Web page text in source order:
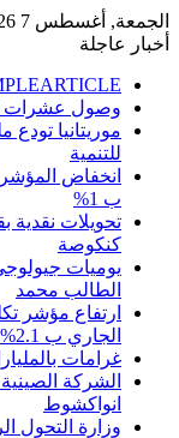
الجمعة, أغسطس 7 2026
أخبار عاجلة
وصول عشرات
موريتانيا
للتنمية
ب 1%
كنكوصة
يوميات
الطالب محمد
ارتفاع مؤشر
الجاري ب 2.1%
غرامات
انواكشوط
وزارة التحول